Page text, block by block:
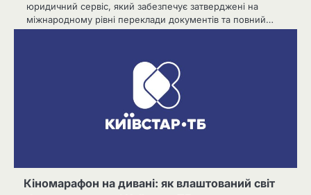
юридичний сервіс, який забезпечує затверджені на
міжнародному рівні переклади документів та повний…
Кіномарафон на дивані: як влаштований світ